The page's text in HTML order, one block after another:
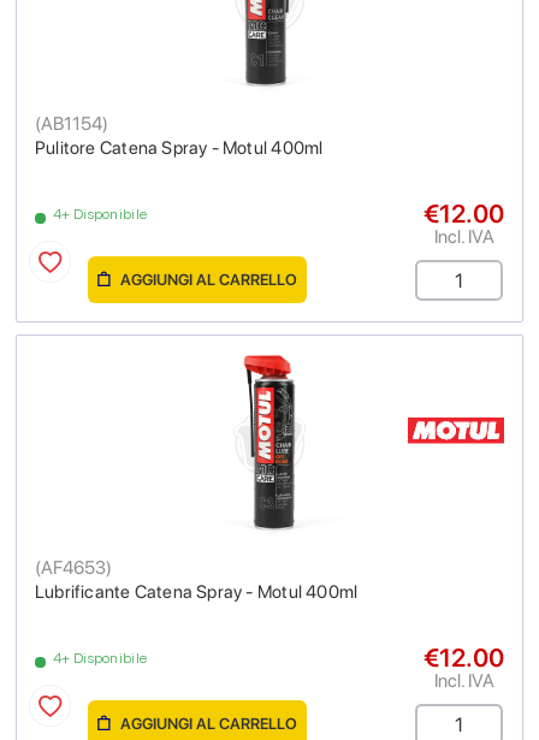
Pulitore Catena Spray - Motul 400ml
(AB1154)
4+ Disponibile €12.00
Incl. IVA
AGGIUNGI AL CARRELLO
Lubrificante Catena Spray - Motul 400ml
(AF4653)
4+ Disponibile €12.00
Incl. IVA
AGGIUNGI AL CARRELLO